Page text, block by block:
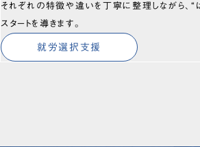
それぞれの特徴や違いを丁寧に整理しながら、“
スタートを導きます。
就労選択支援